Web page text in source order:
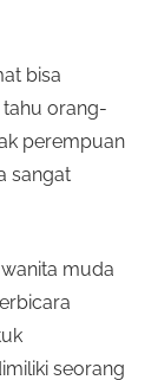
bisa
tahu orang-
perempuan
sangat
muda
seorang